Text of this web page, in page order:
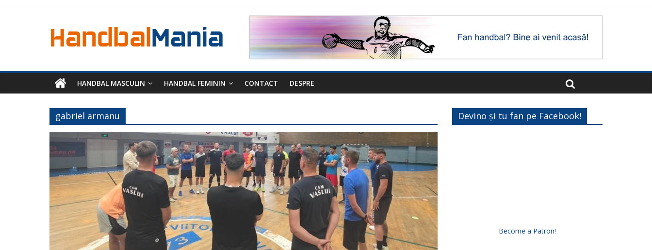
HANDBAL MASCULIN HANDBAL FEMININ CONTACT DESPRE
gabriel armanu Devino și tu fan pe Facebook!
Become a Patron!